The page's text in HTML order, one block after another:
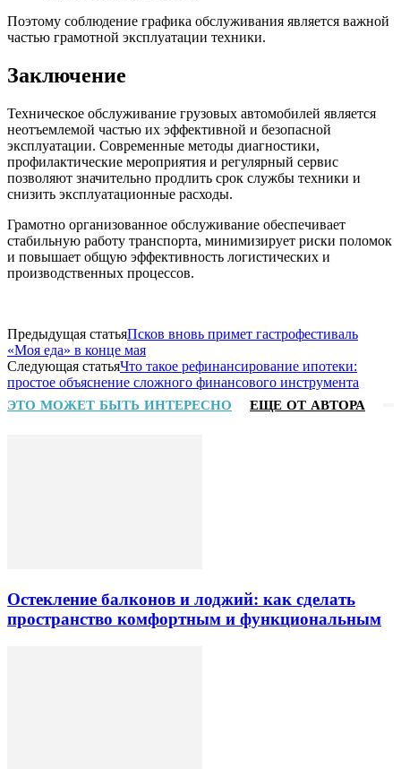
Поэтому соблюдение графика обслуживания является важной
частью грамотной эксплуатации техники.
Заключение
Техническое обслуживание грузовых автомобилей является
неотъемлемой частью их эффективной и безопасной
эксплуатации. Современные методы диагностики,
профилактические мероприятия и регулярный сервис
позволяют значительно продлить срок службы техники и
снизить эксплуатационные расходы.
Грамотно организованное обслуживание обеспечивает
стабильную работу транспорта, минимизирует риски поломок
и повышает общую эффективность логистических и
производственных процессов.
Предыдущая статьяПсков вновь примет гастрофестиваль
«Моя еда» в конце мая
Следующая статьяЧто такое рефинансирование ипотеки:
простое объяснение сложного финансового инструмента
ЭТО МОЖЕТ БЫТЬ ИНТЕРЕСНО ЕЩЕ ОТ АВТОРА
Остекление балконов и лоджий: как сделать
пространство комфортным и функциональным